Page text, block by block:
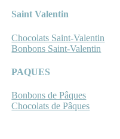
Saint Valentin
Chocolats Saint-Valentin
Bonbons Saint-Valentin
PAQUES
Bonbons de Pâques
Chocolats de Pâques